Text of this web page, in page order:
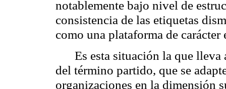
notablemente bajo nivel de
consistencia de las etiquetas
como una plataforma de carácter
Es esta situación la que
del término partido, que se
organizaciones en la dimensión